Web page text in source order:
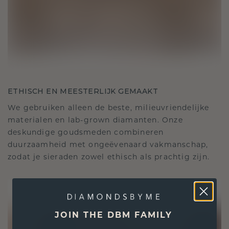
ETHISCH EN MEESTERLIJK GEMAAKT
We gebruiken alleen de beste, milieuvriendelijke
materialen en lab-grown diamanten. Onze
deskundige goudsmeden combineren
duurzaamheid met ongeëvenaard vakmanschap,
zodat je sieraden zowel ethisch als prachtig zijn.
JOIN THE DBM FAMILY